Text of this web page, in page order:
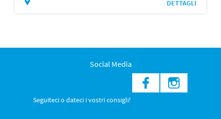
DETTAGLI
Social Media
Seguiteci o dateci i vostri consigli!